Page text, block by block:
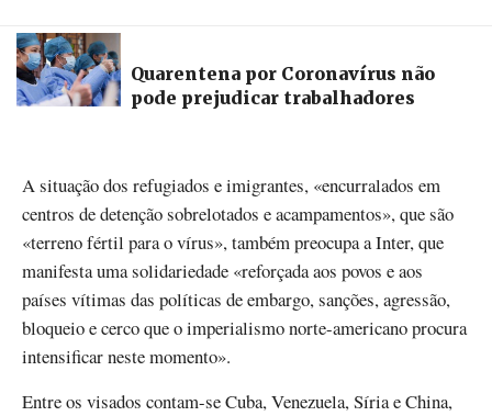
Quarentena por Coronavírus não
pode prejudicar trabalhadores
A situação dos refugiados e imigrantes, «encurralados em
centros de detenção sobrelotados e acampamentos», que são
«terreno fértil para o vírus», também preocupa a Inter, que
manifesta uma solidariedade «reforçada aos povos e aos
países vítimas das políticas de embargo, sanções, agressão,
bloqueio e cerco que o imperialismo norte-americano procura
intensificar neste momento».
Entre os visados contam-se Cuba, Venezuela, Síria e China,